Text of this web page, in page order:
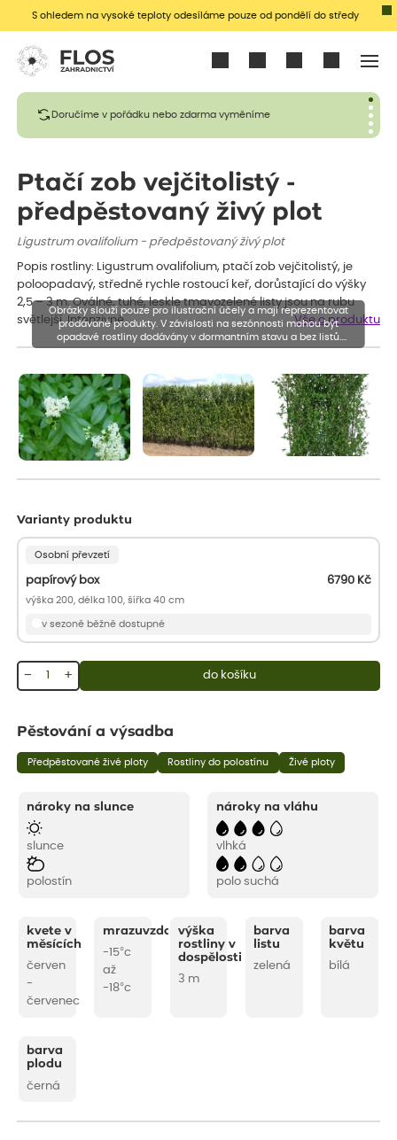
S ohledem na vysoké teploty odesíláme pouze od pondělí do středy
Doručíme v pořádku nebo zdarma vyměníme
Ptačí zob vejčitolistý -
předpěstovaný živý plot
Ligustrum ovalifolium - předpěstovaný živý plot
Popis rostliny: Ligustrum ovalifolium, ptačí zob vejčitolistý, je
poloopadavý, středně rychle rostoucí keř, dorůstající do výšky
2,5 – 3 m. Oválné, tuhé, leskle tmavozelené listy jsou na rubu
světlejší. Intenzivně…
Vše o produktu
Varianty produktu
Osobní převzetí
papírový box 6790 Kč
výška 200, délka 100, šířka 40 cm
v sezoně běžně dostupné
+
− do košíku
Obrázky slouží pouze pro ilustrační účely a mají reprezentovat
prodávané produkty. V závislosti na sezónnosti mohou být
opadavé rostliny dodávány v dormantním stavu a bez listů.
Rostliny mohou být také sestřiženy níže, než je uvedená výška,
Pěstování a výsadba
Předpěstované živé ploty Rostliny do polostínu Živé ploty
nároky na slunce
slunce
polostín
nároky na vláhu
vlhká
polo suchá
kvete v
měsících
červen
-
červenec
mrazuvzdornost
-15°c
až
-18°c
výška
rostliny v
dospělosti
3 m
barva
listu
zelená
barva
květu
bílá
barva
plodu
černá